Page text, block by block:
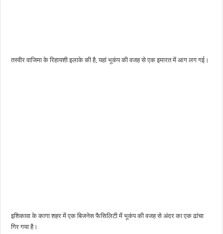
तस्वीर वाजिमा के रिहायशी इलाके की है, यहां भूकंप की वजह से एक इमारत में आग लग गई।
इशिकावा के कागा शहर में एक बिजनेस फैसिलिटी में भूकंप की वजह से अंदर का एक ढांचा
गिर गया है।